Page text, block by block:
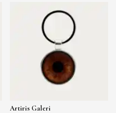
Artiris Galeri